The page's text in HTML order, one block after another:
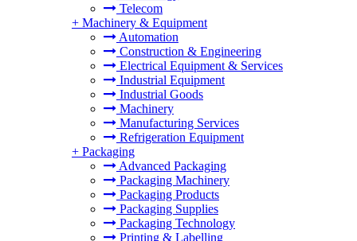
Telecom
+ Machinery & Equipment
Automation
Construction & Engineering
Electrical Equipment & Services
Industrial Equipment
Industrial Goods
Machinery
Manufacturing Services
Refrigeration Equipment
+ Packaging
Advanced Packaging
Packaging Machinery
Packaging Products
Packaging Supplies
Packaging Technology
Printing & Labelling